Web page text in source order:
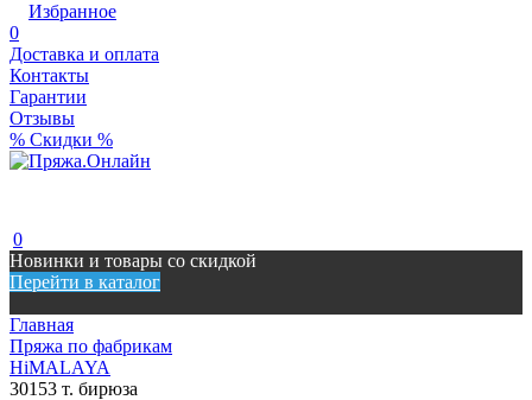
Избранное
0
Доставка и оплата
Контакты
Гарантии
Отзывы
% Скидки %
0
Новинки и товары со скидкой
Перейти в каталог
Главная
Пряжа по фабрикам
HiMALAYA
30153 т. бирюза